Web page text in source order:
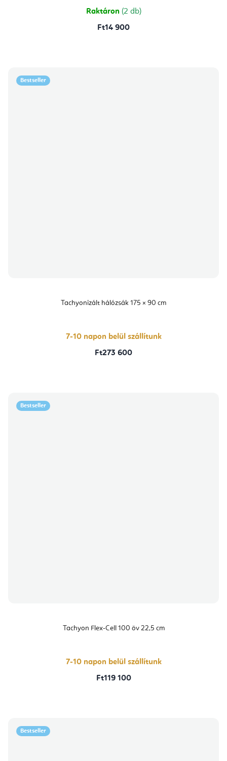
Raktáron (2 db)
Ft14 900
Bestseller
Tachyonizált hálózsák 175 × 90 cm
7-10 napon belül szállítunk
Ft273 600
Bestseller
Tachyon Flex-Cell 100 öv 22,5 cm
7-10 napon belül szállítunk
Ft119 100
Bestseller